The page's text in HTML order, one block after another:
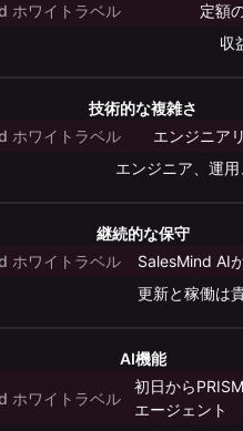
ホワイトラベル
定額
収
技術的な複雑さ
ホワイトラベル
エンジニア
エンジニア、運
継続的な保守
ホワイトラベル
SalesMind AI
更新と稼働は
AI機能
ホワイトラベル
初日から
エージェント